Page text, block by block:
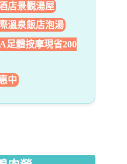
店景觀湯屋
溫泉飯店泡湯
足體按摩現省200
中